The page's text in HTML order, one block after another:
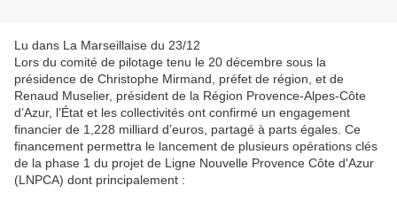
Lu dans La Marseillaise du 23/12
Lors du comité de pilotage tenu le 20 décembre sous la
présidence de Christophe Mirmand, préfet de région, et de
Renaud Muselier, président de la Région Provence-Alpes-Côte
d’Azur, l’État et les collectivités ont confirmé un engagement
financier de 1,228 milliard d’euros, partagé à parts égales. Ce
financement permettra le lancement de plusieurs opérations clés
de la phase 1 du projet de Ligne Nouvelle Provence Côte d'Azur
(LNPCA) dont principalement :